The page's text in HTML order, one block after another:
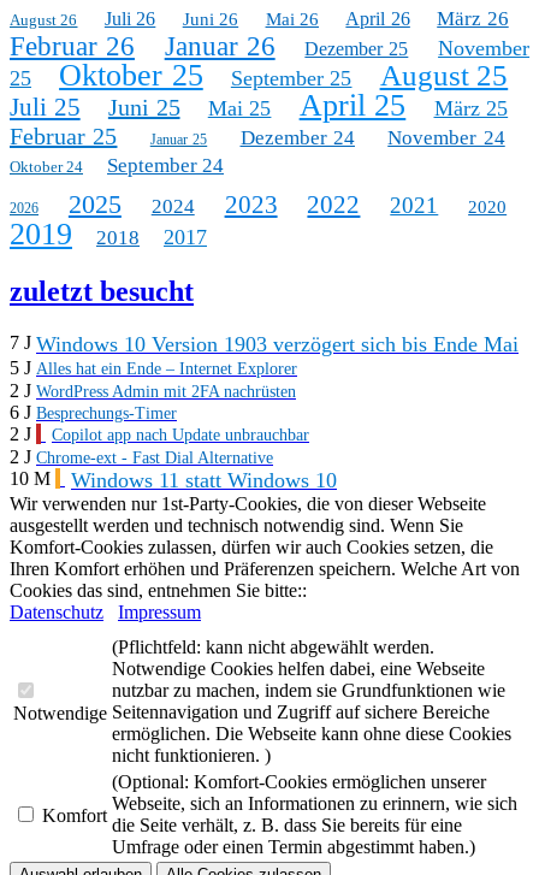
August 26 Juli 26 Juni 26 Mai 26 April 26 März 26
Februar 26 Januar 26 Dezember 25
November
25
Oktober 25 September 25 August 25
Juli 25 Juni 25 Mai 25 April 25 März 25
Februar 25 Januar 25 Dezember 24 November 24
Oktober 24 September 24
2026 2025 2024 2023 2022 2021 2020
2019 2018 2017
zuletzt besucht
7 J Windows 10 Version 1903 verzögert sich bis Ende Mai
5 J Alles hat ein Ende – Internet Explorer
2 J WordPress Admin mit 2FA nachrüsten
6 J Besprechungs-Timer
2 J Copilot app nach Update unbrauchbar
2 J Chrome-ext - Fast Dial Alternative
10 M Windows 11 statt Windows 10
Wir verwenden nur 1st-Party-Cookies, die von dieser Webseite
ausgestellt werden und technisch notwendig sind. Wenn Sie
Komfort-Cookies zulassen, dürfen wir auch Cookies setzen, die
Ihren Komfort erhöhen und Präferenzen speichern. Welche Art von
Cookies das sind, entnehmen Sie bitte::
Datenschutz
Impressum
Notwendige
(Pflichtfeld: kann nicht abgewählt werden.
Notwendige Cookies helfen dabei, eine Webseite
nutzbar zu machen, indem sie Grundfunktionen wie
Seitennavigation und Zugriff auf sichere Bereiche
ermöglichen. Die Webseite kann ohne diese Cookies
nicht funktionieren. )
Komfort
(Optional: Komfort-Cookies ermöglichen unserer
Webseite, sich an Informationen zu erinnern, wie sich
die Seite verhält, z. B. dass Sie bereits für eine
Umfrage oder einen Termin abgestimmt haben.)